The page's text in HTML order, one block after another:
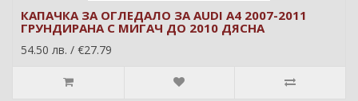
КАПАЧКА ЗА ОГЛЕДАЛО ЗА AUDI A4 2007-2011
ГРУНДИРАНА С МИГАЧ ДО 2010 ДЯСНА
54.50 лв. / €27.79